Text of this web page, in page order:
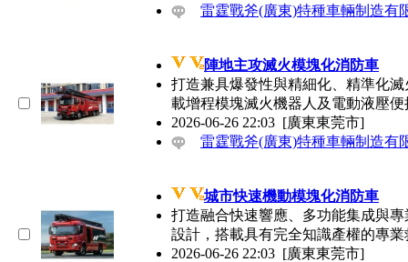
雷霆戰斧(廣東)特種車輛制造有
陣地主攻滅火模塊化消防車
打造兼具爆發性與精細化、精準化滅
載增程模塊滅火機器人及電動液壓便
2026-06-26 22:03 [廣東東莞市]
雷霆戰斧(廣東)特種車輛制造有
城市快速機動模塊化消防車
打造融合快速響應、多功能集成
設計，搭載具有完全知識產權的專業救
2026-06-26 22:03 [廣東東莞市]